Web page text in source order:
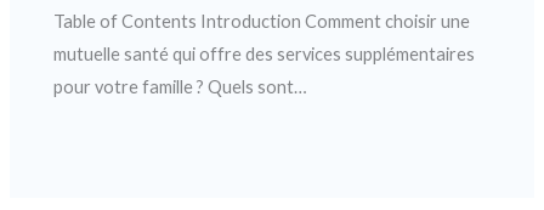
Table of Contents Introduction Comment choisir une
mutuelle santé qui offre des services supplémentaires
pour votre famille ? Quels sont…